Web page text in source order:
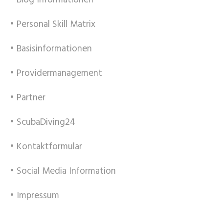
• Personal Skill Matrix
• Basisinformationen
• Providermanagement
• Partner
• ScubaDiving24
• Kontaktformular
• Social Media Information
• Impressum